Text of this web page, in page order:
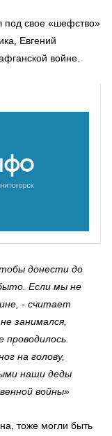
под свое «шефство»
Евгений
войне.
донести до
Если мы не
- считает
занимался,
на голову,
наши деды
войны»
тоже могли быть